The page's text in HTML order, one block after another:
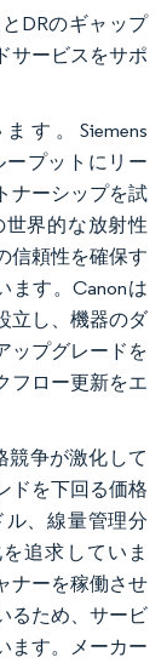
DRのギャップ
サービスをサポ
す。Siemens
ープットにリー
ナーシップを試
世界的な放射性
信頼性を確保す
ます。Canonは
立し、機器のダ
ップグレードを
フロー更新をエ
競争が激化して
ドを下回る価格
、線量管理分
追求していま
ナーを稼働させ
るため、サービ
ます。メーカー